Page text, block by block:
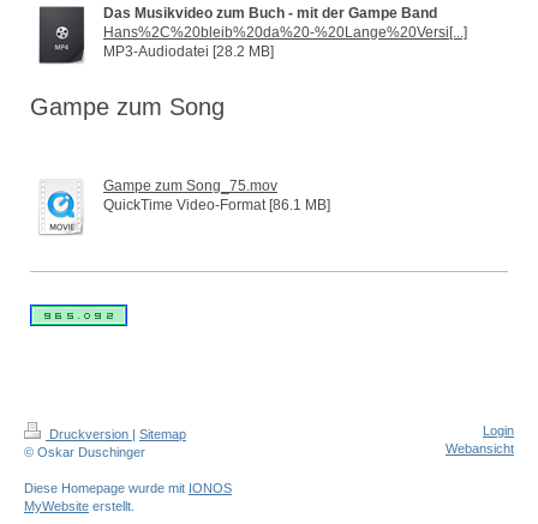
Das Musikvideo zum Buch - mit der Gampe Band
Hans%2C%20bleib%20da%20-%20Lange%20Versi[...]
MP3-Audiodatei [28.2 MB]
Gampe zum Song
Gampe zum Song_75.mov
QuickTime Video-Format [86.1 MB]
Druckversion
Sitemap
© Oskar Duschinger
Diese Homepage wurde mit IONOS
MyWebsite erstellt.
Login
Webansicht